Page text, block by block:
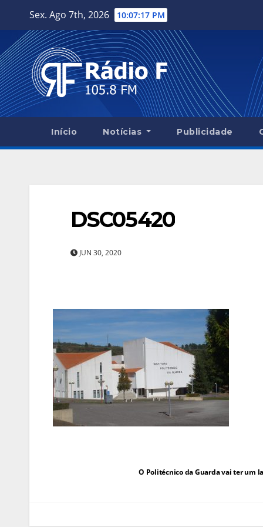
content
Sex. Ago 7th, 2026 10:07:18 PM
Início Notícias Publicidade
DSC05420
JUN 30, 2020
O Politécnico da Guarda vai ter um